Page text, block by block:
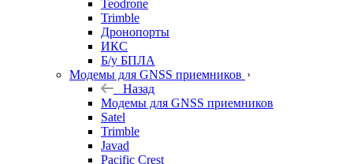
Teodrone
Trimble
Дронопорты
ИКС
Б/у БПЛА
Модемы для GNSS приемников
Назад
Модемы для GNSS приемников
Satel
Trimble
Javad
Pacific Crest